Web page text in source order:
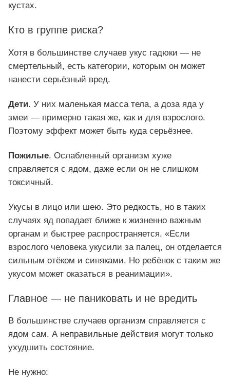
кустах.
Кто в группе риска?
Хотя в большинстве случаев укус гадюки — не
смертельный, есть категории, которым он может
нанести серьёзный вред.
Дети. У них маленькая масса тела, а доза яда у
змеи — примерно такая же, как и для взрослого.
Поэтому эффект может быть куда серьёзнее.
Пожилые. Ослабленный организм хуже
справляется с ядом, даже если он не слишком
токсичный.
Укусы в лицо или шею. Это редкость, но в таких
случаях яд попадает ближе к жизненно важным
органам и быстрее распространяется. «Если
взрослого человека укусили за палец, он отделается
сильным отёком и синяками. Но ребёнок с таким же
укусом может оказаться в реанимации».
Главное — не паниковать и не вредить
В большинстве случаев организм справляется с
ядом сам. А неправильные действия могут только
ухудшить состояние.
Не нужно: